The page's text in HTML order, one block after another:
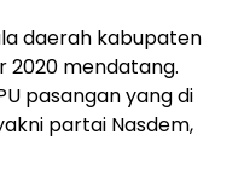
daerah kabupaten
2020 mendatang.
pasangan yang di
partai Nasdem,